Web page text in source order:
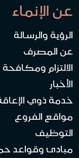
عن الإنماء
الرؤية والرسالة
عن المصرف
الالتزام ومكافحة
الأخبار
خدمة ذوي
مواقع الفروع
التوظيف
مبادئ وقواعد